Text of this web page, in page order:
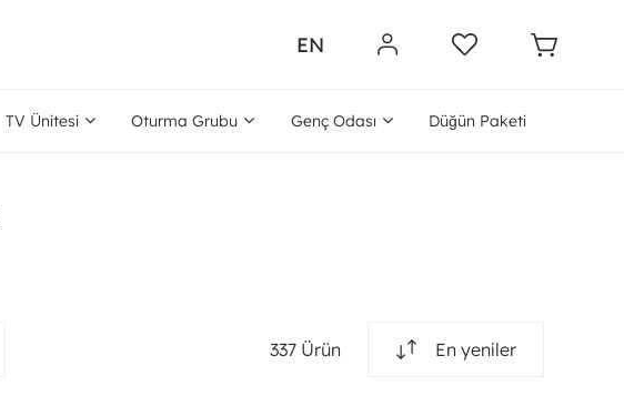
EN
TV Ünitesi Oturma Grubu Genç Odası Düğün Paketi
337 Ürün En yeniler